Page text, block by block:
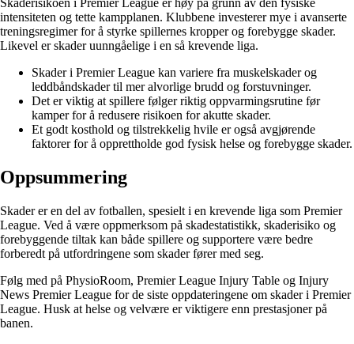
Skaderisikoen i Premier League er høy på grunn av den fysiske
intensiteten og tette kampplanen. Klubbene investerer mye i avanserte
treningsregimer for å styrke spillernes kropper og forebygge skader.
Likevel er skader uunngåelige i en så krevende liga.
Skader i Premier League kan variere fra muskelskader og
leddbåndskader til mer alvorlige brudd og forstuvninger.
Det er viktig at spillere følger riktig oppvarmingsrutine før
kamper for å redusere risikoen for akutte skader.
Et godt kosthold og tilstrekkelig hvile er også avgjørende
faktorer for å opprettholde god fysisk helse og forebygge skader.
Oppsummering
Skader er en del av fotballen, spesielt i en krevende liga som Premier
League. Ved å være oppmerksom på skadestatistikk, skaderisiko og
forebyggende tiltak kan både spillere og supportere være bedre
forberedt på utfordringene som skader fører med seg.
Følg med på PhysioRoom, Premier League Injury Table og Injury
News Premier League for de siste oppdateringene om skader i Premier
League. Husk at helse og velvære er viktigere enn prestasjoner på
banen.